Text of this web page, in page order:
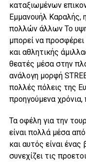
καταξιωμένων
Εμμανουήλ Καραλής,
πολλών άλλων Το
μπορεί να
και αθλητικής
θεατές μέσα στην
ανάλογη μορφή
πολλές πόλεις της
προηγούμενα χρόνια,
Τα οφέλη για την
είναι πολλά μέσα
και αυτός είναι
συνεχίζει τις